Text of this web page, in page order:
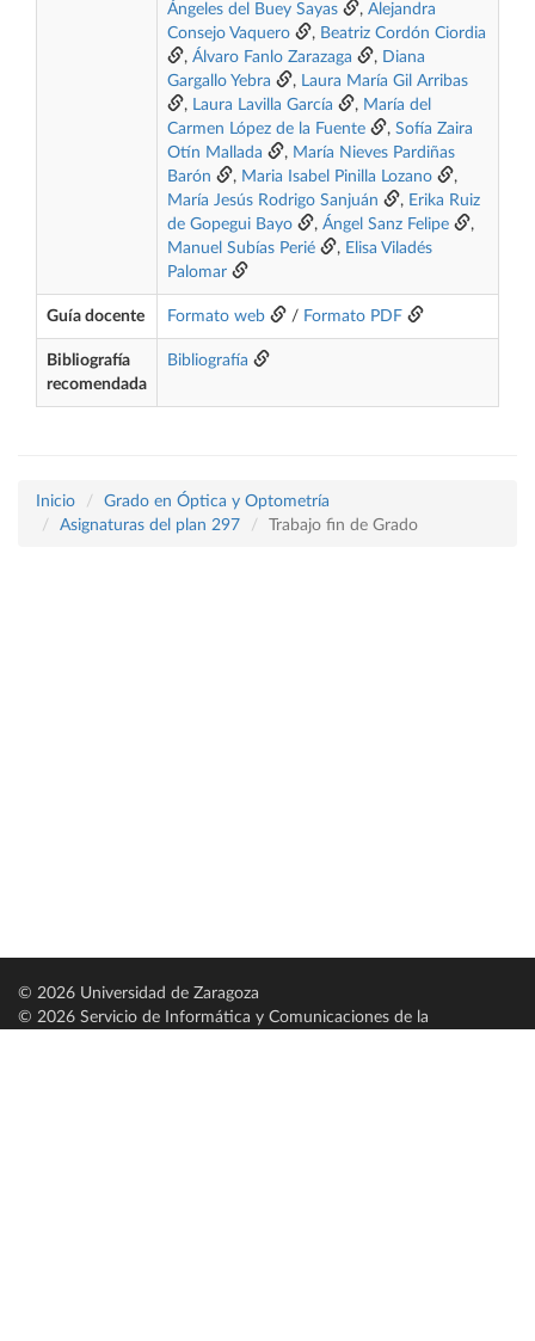
Ángeles del Buey Sayas
, Alejandra
Consejo Vaquero
, Beatriz Cordón Ciordia
, Álvaro Fanlo Zarazaga , Diana
Gargallo Yebra
, Laura María Gil Arribas
, Laura Lavilla García , María del
Carmen López de la Fuente
, Sofía Zaira
Otín Mallada
, María Nieves Pardiñas
Barón
, Maria Isabel Pinilla Lozano
,
María Jesús Rodrigo Sanjuán
, Erika Ruiz
de Gopegui Bayo
, Ángel Sanz Felipe
,
Manuel Subías Perié
, Elisa Viladés
Palomar
Guía docente Formato web / Formato PDF
Bibliografía
recomendada
Bibliografía
Inicio
Grado en Óptica y Optometría
Asignaturas del plan 297
Trabajo fin de Grado
© 2026 Universidad de Zaragoza
© 2026 Servicio de Informática y Comunicaciones de la